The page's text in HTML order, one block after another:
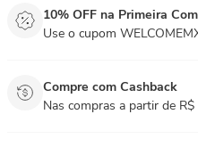
10% OFF na Primeira
Use o cupom
Compre com Cashback
Nas compras a partir de